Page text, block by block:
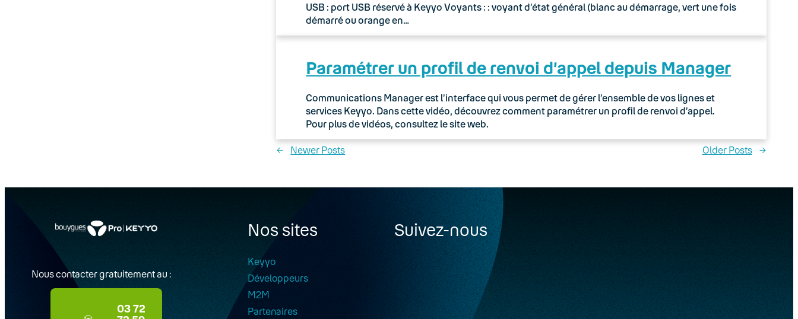
USB : port USB réservé à Keyyo Voyants : : voyant d’état général (blanc au démarrage, vert une fois
démarré ou orange en…
Paramétrer un profil de renvoi d’appel depuis Manager
Communications Manager est l’interface qui vous permet de gérer l’ensemble de vos lignes et
services Keyyo. Dans cette vidéo, découvrez comment paramétrer un profil de renvoi d’appel.
Pour plus de vidéos, consultez le site web.
← Newer Posts Older Posts →
Nous contacter gratuitement au :
03 72
Nos sites
Keyyo
Développeurs
M2M
Partenaires
Suivez-nous